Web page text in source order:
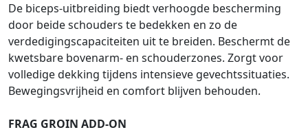
De biceps-uitbreiding biedt verhoogde bescherming
door beide schouders te bedekken en zo de
verdedigingscapaciteiten uit te breiden. Beschermt de
kwetsbare bovenarm- en schouderzones. Zorgt voor
volledige dekking tijdens intensieve gevechtssituaties.
Bewegingsvrijheid en comfort blijven behouden.
FRAG GROIN ADD-ON